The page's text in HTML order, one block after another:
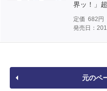
界ッ！」
定価 682 円
発売日：
元のペ